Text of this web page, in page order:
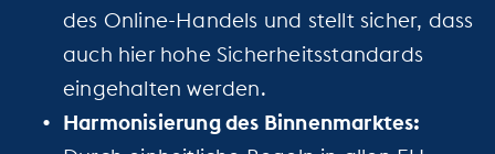
des Online-Handels und stellt sicher, dass
auch hier hohe Sicherheitsstandards
eingehalten werden.
Harmonisierung des Binnenmarktes: